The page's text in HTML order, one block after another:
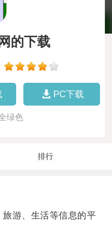
的下载
PC下载
绿色
排行
游、生活等信息的平